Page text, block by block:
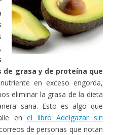
grasa y de proteína que
en exceso engorda,
eliminar la grasa de la dieta
sana. Esto es algo que
enel libro Adelgazar sin
de personas que notan